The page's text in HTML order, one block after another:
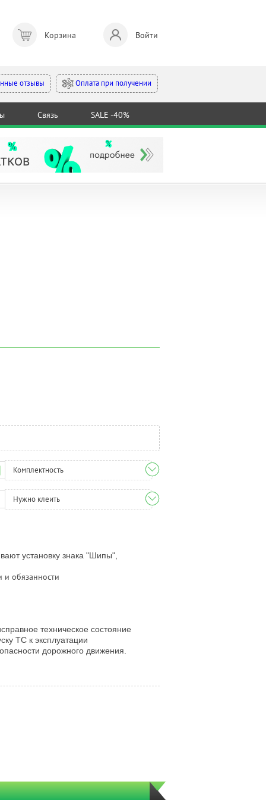
Корзина Войти
отзывы Оплата при получении
Связь SALE -40%
Комплектность
Нужно клеить
установку знака "Шипы",
и обязанности
техническое состояние
ТС к эксплуатации
дорожного движения.